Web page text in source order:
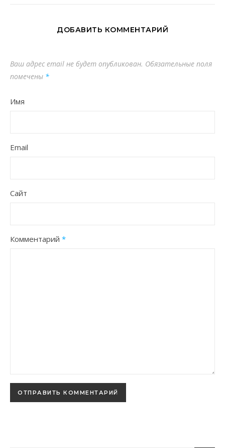
ДОБАВИТЬ КОММЕНТАРИЙ
Ваш адрес email не будет опубликован. Обязательные поля
помечены *
Имя
Email
Сайт
Комментарий *